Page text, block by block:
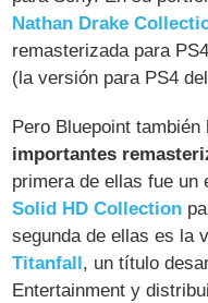
Nathan Drake
remasterizada para
(la versión para PS4
Pero Bluepoint
importantes
primera de ellas fue un
Solid HD Collection
segunda de ellas es la
Titanfall , un título
Entertainment y